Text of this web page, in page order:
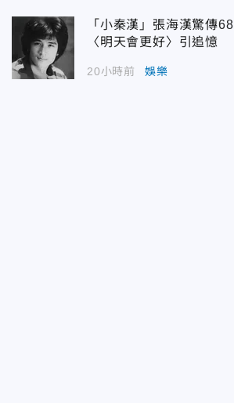
「小秦漢」張海漢驚傳
〈明天會更好〉引追憶
20小時前 娛樂